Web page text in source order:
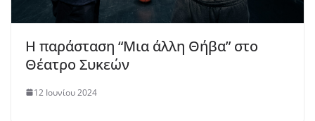
Η παράσταση “Μια άλλη Θήβα” στο
Θέατρο Συκεών
12 Ιουνίου 2024